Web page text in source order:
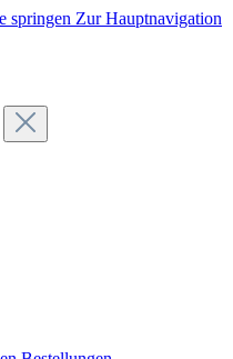
springen Zur Hauptnavigation